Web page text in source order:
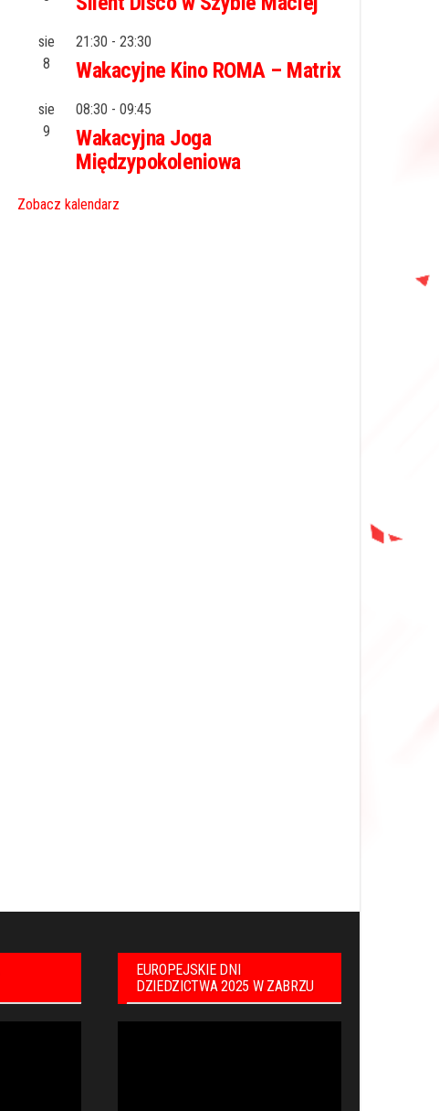
sie
8
21:30 - 23:30
Wakacyjne Kino ROMA – Matrix
sie
9
08:30 - 09:45
Wakacyjna Joga
Międzypokoleniowa
Zobacz kalendarz
EUROPEJSKIE DNI
DZIEDZICTWA 2025 W ZABRZU